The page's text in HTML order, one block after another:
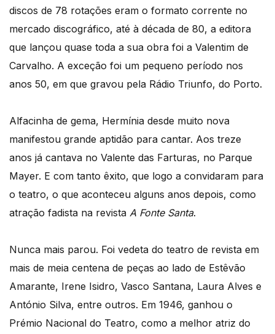
discos de 78 rotações eram o formato corrente no
mercado discográfico, até à década de 80, a editora
que lançou quase toda a sua obra foi a Valentim de
Carvalho. A exceção foi um pequeno período nos
anos 50, em que gravou pela Rádio Triunfo, do Porto.
Alfacinha de gema, Hermínia desde muito nova
manifestou grande aptidão para cantar. Aos treze
anos já cantava no Valente das Farturas, no Parque
Mayer. E com tanto êxito, que logo a convidaram para
o teatro, o que aconteceu alguns anos depois, como
atração fadista na revista A Fonte Santa.
Nunca mais parou. Foi vedeta do teatro de revista em
mais de meia centena de peças ao lado de Estêvão
Amarante, Irene Isidro, Vasco Santana, Laura Alves e
António Silva, entre outros. Em 1946, ganhou o
Prémio Nacional do Teatro, como a melhor atriz do